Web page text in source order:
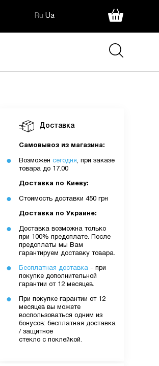
Ru Ua
Доставка
Самовывоз из магазина:
Возможен сегодня, при заказе
товара до 17.00
Доставка по Киеву:
Стоимость доставки 450 грн
Доставка по Украине:
Доставка возможна только
при 100% предоплате. После
предоплаты мы Вам
гарантируем доставку товара.
Бесплатная доставка - при
покупке дополнительной
гарантии от 12 месяцев.
При покупке гарантии от 12
месяцев вы можете
воспользоваться одним из
бонусов: бесплатная доставка
/ защитное
стекло с поклейкой.